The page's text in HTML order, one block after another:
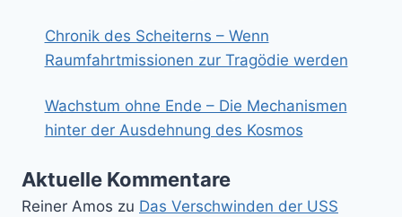
Chronik des Scheiterns – Wenn
Raumfahrtmissionen zur Tragödie werden
Wachstum ohne Ende – Die Mechanismen
hinter der Ausdehnung des Kosmos
Aktuelle Kommentare
Reiner Amos zu Das Verschwinden der USS